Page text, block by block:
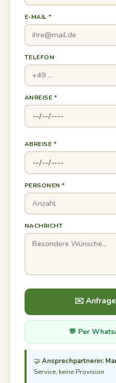
E-MAIL *
TELEFON
ANREISE *
ABREISE *
PERSONEN *
NACHRICHT
✉️ Anfrage
💬 Per
🤝 Ansprechpartnerin:
Service, keine Provision